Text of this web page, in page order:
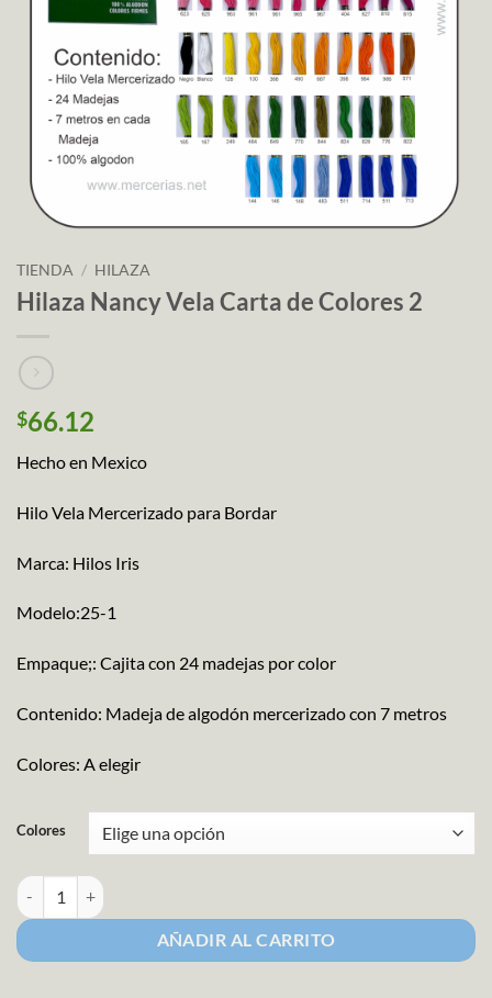
TIENDA / HILAZA
Hilaza Nancy Vela Carta de Colores 2
$66.12
Hecho en Mexico
Hilo Vela Mercerizado para Bordar
Marca: Hilos Iris
Modelo:25-1
Empaque;: Cajita con 24 madejas por color
Contenido: Madeja de algodón mercerizado con 7 metros
Colores: A elegir
Colores
Hilaza Nancy Vela Carta de Colores 2 cantidad
AÑADIR AL CARRITO